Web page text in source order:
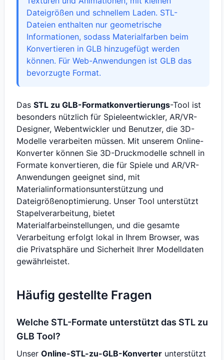
Dateigrößen und schnellem Laden. STL-
Dateien enthalten nur geometrische
Informationen, sodass Materialfarben beim
Konvertieren in GLB hinzugefügt werden
können. Für Web-Anwendungen ist GLB das
bevorzugte Format.
Das STL zu GLB-Formatkonvertierungs-Tool ist
besonders nützlich für Spieleentwickler, AR/VR-
Designer, Webentwickler und Benutzer, die 3D-
Modelle verarbeiten müssen. Mit unserem Online-
Konverter können Sie 3D-Druckmodelle schnell in
Formate konvertieren, die für Spiele und AR/VR-
Anwendungen geeignet sind, mit
Materialinformationsunterstützung und
Dateigrößenoptimierung. Unser Tool unterstützt
Stapelverarbeitung, bietet
Materialfarbeinstellungen, und die gesamte
Verarbeitung erfolgt lokal in Ihrem Browser, was
die Privatsphäre und Sicherheit Ihrer Modelldaten
gewährleistet.
Häufig gestellte Fragen
Welche STL-Formate unterstützt das STL zu
GLB Tool?
Unser Online-STL-zu-GLB-Konverter unterstützt